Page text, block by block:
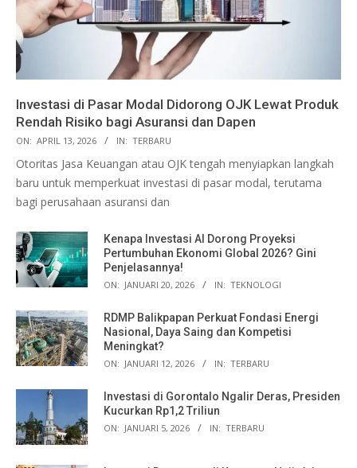
Investasi di Pasar Modal Didorong OJK Lewat Produk
Rendah Risiko bagi Asuransi dan Dapen
ON: APRIL 13, 2026 IN: TERBARU
Otoritas Jasa Keuangan atau OJK tengah menyiapkan langkah
baru untuk memperkuat investasi di pasar modal, terutama
bagi perusahaan asuransi dan
Kenapa Investasi AI Dorong Proyeksi
Pertumbuhan Ekonomi Global 2026? Gini
Penjelasannya!
ON: JANUARI 20, 2026 IN: TEKNOLOGI
RDMP Balikpapan Perkuat Fondasi Energi
Nasional, Daya Saing dan Kompetisi
Meningkat?
ON: JANUARI 12, 2026 IN: TERBARU
Investasi di Gorontalo Ngalir Deras, Presiden
Kucurkan Rp1,2 Triliun
ON: JANUARI 5, 2026 IN: TERBARU